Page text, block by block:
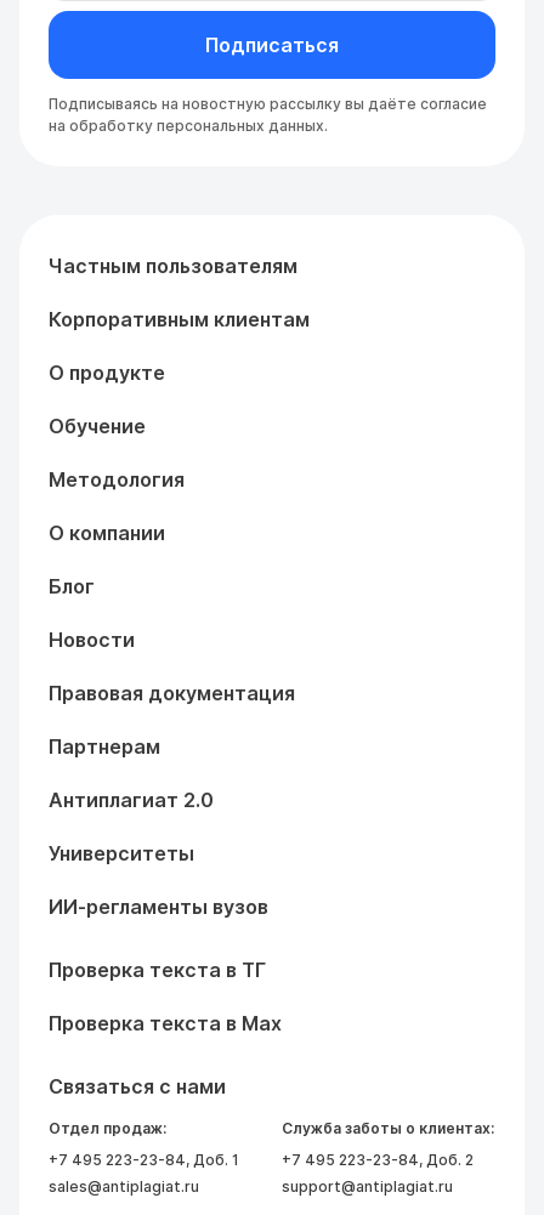
Подписаться
Подписываясь на новостную рассылку вы даёте согласие
на обработку персональных данных.
Частным пользователям
Корпоративным клиентам
О продукте
Обучение
Методология
О компании
Блог
Новости
Правовая документация
Партнерам
Антиплагиат 2.0
Университеты
ИИ-регламенты вузов
Проверка текста в ТГ
Проверка текста в Max
Связаться с нами
Отдел продаж:
+7 495 223-23-84, Доб. 1
sales@antiplagiat.ru
Служба заботы о клиентах:
+7 495 223-23-84, Доб. 2
support@antiplagiat.ru